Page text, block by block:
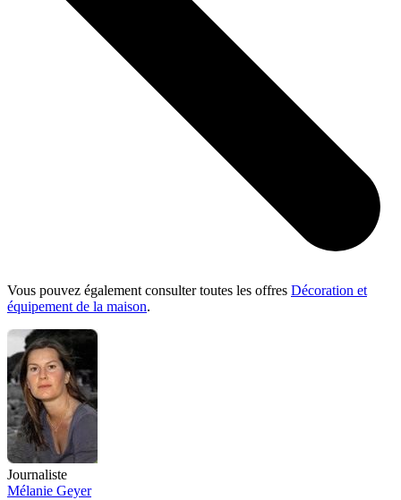
Vous pouvez également consulter toutes les offres Décoration et
équipement de la maison.
Journaliste
Mélanie Geyer